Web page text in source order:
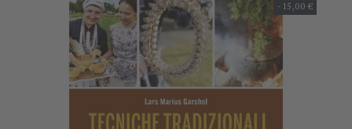
-15,00 €